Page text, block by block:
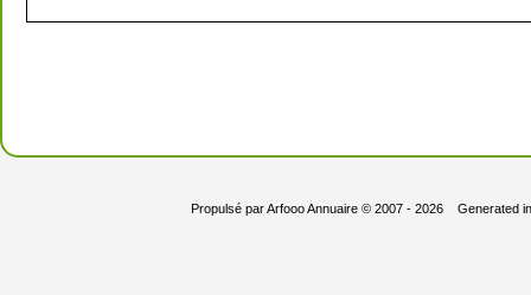
Propulsé parArfooo Annuaire© 2007 - 2026 Generated